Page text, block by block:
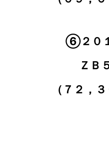
⑥２０
ＺＢ
（７２，